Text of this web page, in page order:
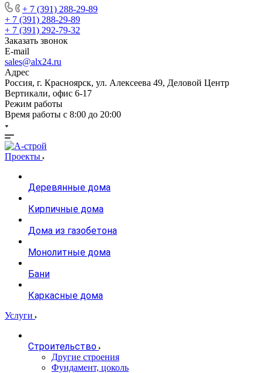
+ 7 (391) 288-29-89
+ 7 (391) 288-29-89
+ 7 (391) 292-79-32
Заказать звонок
E-mail
sales@alx24.ru
Адрес
Россия, г. Красноярск, ул. Алексеева 49, Деловой Центр
Вертикали, офис 6-17
Режим работы
Время работы с 8:00 до 20:00
Проекты
Деревянные дома
Кирпичные дома
Дома из газобетона
Монолитные дома
Бани
Каркасные дома
Услуги
Строительство
Другие строения
Фундамент, цоколь